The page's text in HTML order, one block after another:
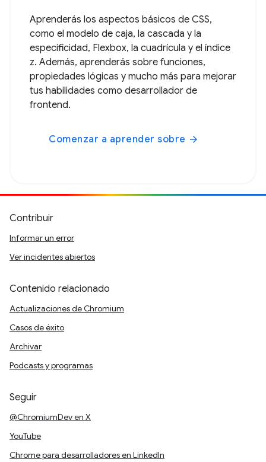
Aprenderás los aspectos básicos de CSS,
como el modelo de caja, la cascada y la
especificidad, Flexbox, la cuadrícula y el índice
z. Además, aprenderás sobre funciones,
propiedades lógicas y mucho más para mejorar
tus habilidades como desarrollador de
frontend.
Comenzar a aprender sobre arrow_forward
Contribuir
Informar un error
Ver incidentes abiertos
Contenido relacionado
Actualizaciones de Chromium
Casos de éxito
Archivar
Podcasts y programas
Seguir
@ChromiumDev en X
YouTube
Chrome para desarrolladores en LinkedIn